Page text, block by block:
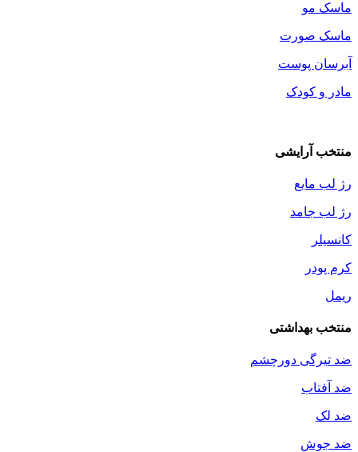
ماسک مو
ماسک صورت
آبرسان پوست
مادر و کودک
منتخب آرایشی
رژ لب مایع
رژ لب جامد
کانسیلر
کرم پودر
ریمل
منتخب بهداشتی
ضد تیرگی دورچشم
ضد آفتاب
ضد لک
ضد جوش